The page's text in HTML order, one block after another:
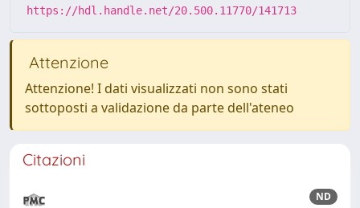
https://hdl.handle.net/20.500.11770/141713
Attenzione
Attenzione! I dati visualizzati non sono stati
sottoposti a validazione da parte dell'ateneo
Citazioni
ND